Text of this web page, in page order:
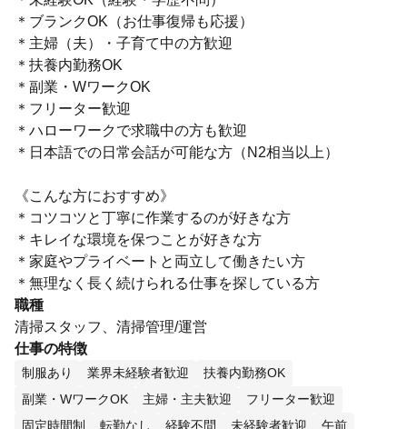
＊ブランクOK（お仕事復帰も応援）
＊主婦（夫）・子育て中の方歓迎
＊扶養内勤務OK
＊副業・WワークOK
＊フリーター歓迎
＊ハローワークで求職中の方も歓迎
＊日本語での日常会話が可能な方（N2相当以上）
《こんな方におすすめ》
＊コツコツと丁寧に作業するのが好きな方
＊キレイな環境を保つことが好きな方
＊家庭やプライベートと両立して働きたい方
＊無理なく長く続けられる仕事を探している方
職種
清掃スタッフ、清掃管理/運営
仕事の特徴
制服あり 業界未経験者歓迎
扶養内勤務OK
副業・WワークOK
主婦・主夫歓迎
フリーター歓迎
固定時間制
転勤なし 経験不問 未経験者歓迎 午前